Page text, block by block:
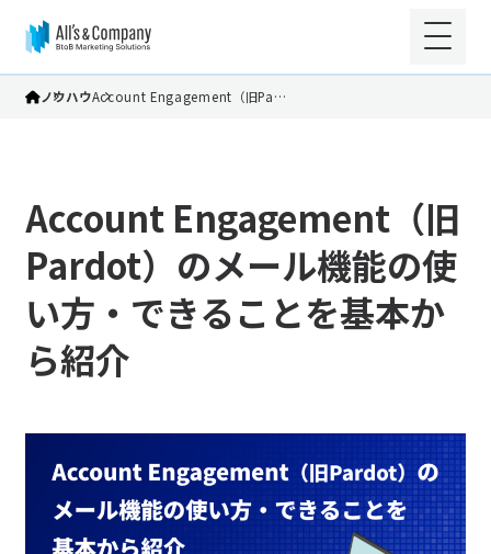
ノウハウAccount Engagement（旧Pa…
Account Engagement（旧
Pardot）のメール機能の使
い方・できることを基本か
ら紹介